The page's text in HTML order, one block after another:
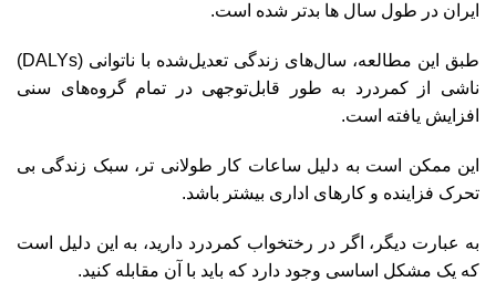
ایران در طول سال ها بدتر شده است.
طبق این مطالعه، سال‌های زندگی تعدیل‌شده با ناتوانی (DALYs)
ناشی از کمردرد به طور قابل‌توجهی در تمام گروه‌های سنی
افزایش یافته است.
این ممکن است به دلیل ساعات کار طولانی تر، سبک زندگی بی
تحرک فزاینده و کارهای اداری بیشتر باشد.
به عبارت دیگر، اگر در رختخواب کمردرد دارید، به این دلیل است
که یک مشکل اساسی وجود دارد که باید با آن مقابله کنید.